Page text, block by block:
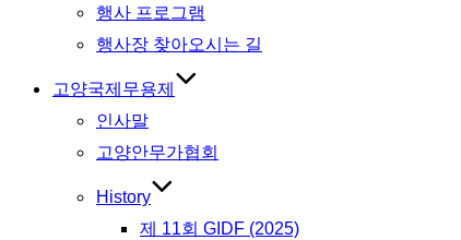
행사 프로그램
행사장 찾아오시는 길
고양국제무용제
인사말
고양안무가협회
History
제 11회 GIDF (2025)